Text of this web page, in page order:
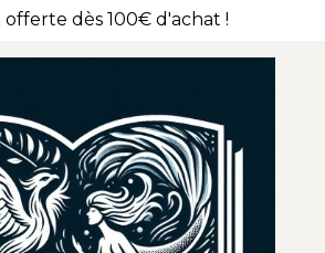
offerte dès 100€ d'achat !